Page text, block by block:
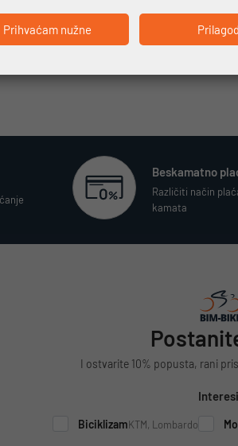
zraka. Za N100-6 kreiran je niz
detalj svoje opreme. N100-6 može biti
Beskamatno
Različiti način
kamata
I ostvarite 10% popusta, rani
BiciklizamKTM, Lombardo
Prihvaćam nužne